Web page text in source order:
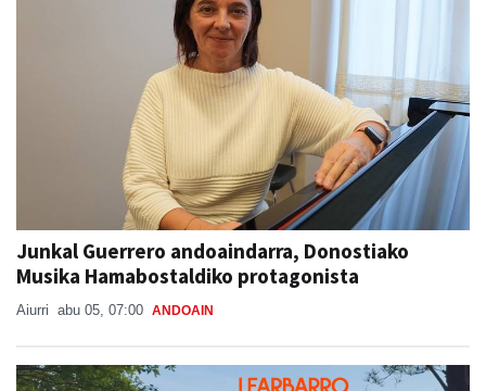
Junkal Guerrero andoaindarra, Donostiako
Musika Hamabostaldiko protagonista
Aiurri abu 05, 07:00 ANDOAIN